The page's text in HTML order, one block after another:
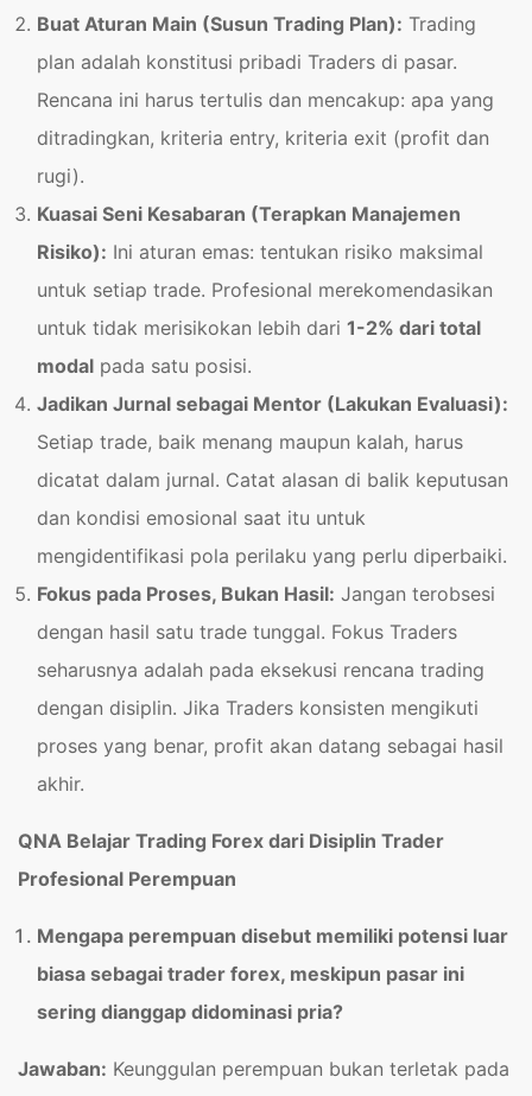
Buat Aturan Main (Susun Trading Plan): Trading
plan adalah konstitusi pribadi Traders di pasar.
Rencana ini harus tertulis dan mencakup: apa yang
ditradingkan, kriteria entry, kriteria exit (profit dan
rugi).
Kuasai Seni Kesabaran (Terapkan Manajemen
Risiko): Ini aturan emas: tentukan risiko maksimal
untuk setiap trade. Profesional merekomendasikan
untuk tidak merisikokan lebih dari 1-2% dari total
modal pada satu posisi.
Jadikan Jurnal sebagai Mentor (Lakukan Evaluasi):
Setiap trade, baik menang maupun kalah, harus
dicatat dalam jurnal. Catat alasan di balik keputusan
dan kondisi emosional saat itu untuk
mengidentifikasi pola perilaku yang perlu diperbaiki.
Fokus pada Proses, Bukan Hasil: Jangan terobsesi
dengan hasil satu trade tunggal. Fokus Traders
seharusnya adalah pada eksekusi rencana trading
dengan disiplin. Jika Traders konsisten mengikuti
proses yang benar, profit akan datang sebagai hasil
akhir.
QNA Belajar Trading Forex dari Disiplin Trader
Profesional Perempuan
Mengapa perempuan disebut memiliki potensi luar
biasa sebagai trader forex, meskipun pasar ini
sering dianggap didominasi pria?
Jawaban: Keunggulan perempuan bukan terletak pada